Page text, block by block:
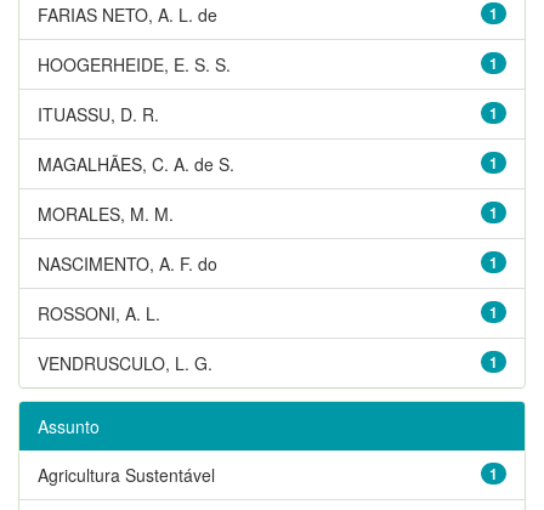
1
FARIAS NETO, A. L. de
1
HOOGERHEIDE, E. S. S.
1
ITUASSU, D. R.
1
MAGALHÃES, C. A. de S.
1
MORALES, M. M.
1
NASCIMENTO, A. F. do
1
ROSSONI, A. L.
1
VENDRUSCULO, L. G.
Assunto
1
Agricultura Sustentável